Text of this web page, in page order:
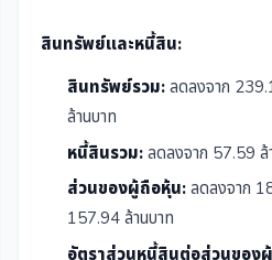
สินทรัพย์และหนี้สิน:
สินทรัพย์รวม: ลดลงจาก
ล้านบาท
หนี้สินรวม: ลดลงจาก 57.59 ล้
ส่วนของผู้ถือหุ้น: ลดลงจาก
157.94 ล้านบาท
อัตราส่วนหนี้สินต่อส่วนของ